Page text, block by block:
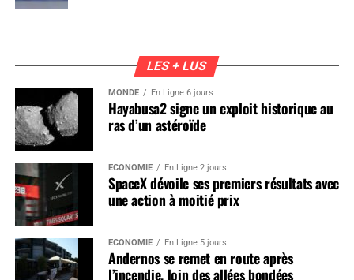
LES + LUS
MONDE En Ligne 6 jours
Hayabusa2 signe un exploit historique au
ras d’un astéroïde
ÉCONOMIE En Ligne 2 jours
SpaceX dévoile ses premiers résultats avec
une action à moitié prix
ÉCONOMIE En Ligne 5 jours
Andernos se remet en route après
l’incendie, loin des allées bondées